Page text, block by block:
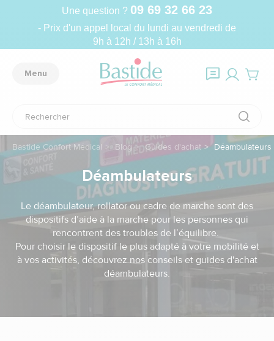
Une question ? 09 69 32 66 23
- Prix d'un appel local du lundi au vendredi de
9h à 12h / 13h à 16h
Menu
Bastide Confort Médical Blog Guides d'achat Déambulateurs
Déambulateurs
Le déambulateur, rollator ou cadre de marche sont des
dispositifs d’aide à la marche pour les personnes qui
rencontrent des troubles de l’équilibre.
Pour choisir le dispositif le plus adapté à votre mobilité et
à vos activités, découvrez nos conseils et guides d'achat
déambulateurs.